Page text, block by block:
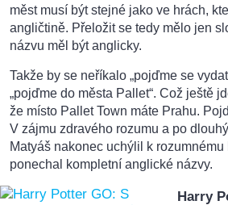
měst musí být stejné jako ve hrách,
angličtině. Přeložit se tedy mělo jen
názvu měl být anglicky.
Takže by se neříkalo „pojďme se
„pojďme do města Pallet“. Což ještě
že místo Pallet Town máte Prahu.
V zájmu zdravého rozumu a po
Matyáš nakonec uchýlil k rozumnému
ponechal kompletní anglické názvy.
Harry